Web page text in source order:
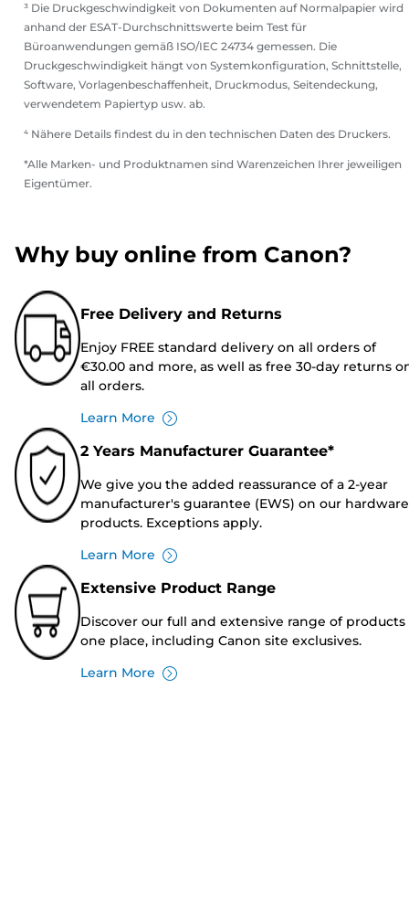
³ Die Druckgeschwindigkeit von Dokumenten auf Normalpapier wird
anhand der ESAT-Durchschnittswerte beim Test für
Büroanwendungen gemäß ISO/IEC 24734 gemessen. Die
Druckgeschwindigkeit hängt von Systemkonfiguration, Schnittstelle,
Software, Vorlagenbeschaffenheit, Druckmodus, Seitendeckung,
verwendetem Papiertyp usw. ab.
⁴ Nähere Details findest du in den technischen Daten des Druckers.
*Alle Marken- und Produktnamen sind Warenzeichen Ihrer jeweiligen
Eigentümer.
Why buy online from Canon?
Free Delivery and Returns
Enjoy FREE standard delivery on all orders of
€30.00 and more, as well as free 30-day returns
all orders.
Learn More
2 Years Manufacturer Guarantee*
We give you the added reassurance of a 2-year
manufacturer's guarantee (EWS) on our hardware
products. Exceptions apply.
Learn More
Extensive Product Range
Discover our full and extensive range of products
one place, including Canon site exclusives.
Learn More